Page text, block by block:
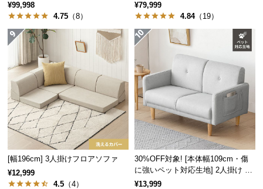
o.,
¥99,998
4.75 （8）
¥79,999
4.84（19）
[幅196cm] 3人掛けフロアソファ
¥12,999
4.5 （4）
30%OFF対象! [本体幅109cm・傷
に強いペット対応生地] 2人掛け コ
ンパクトソファ ポケット付き
¥13,999